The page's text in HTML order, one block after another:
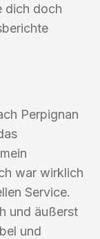
dich doch
Perpignan
war wirklich
Service.
und äußerst
und